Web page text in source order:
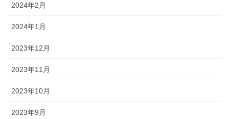
2024年2月
2024年1月
2023年12月
2023年11月
2023年10月
2023年9月